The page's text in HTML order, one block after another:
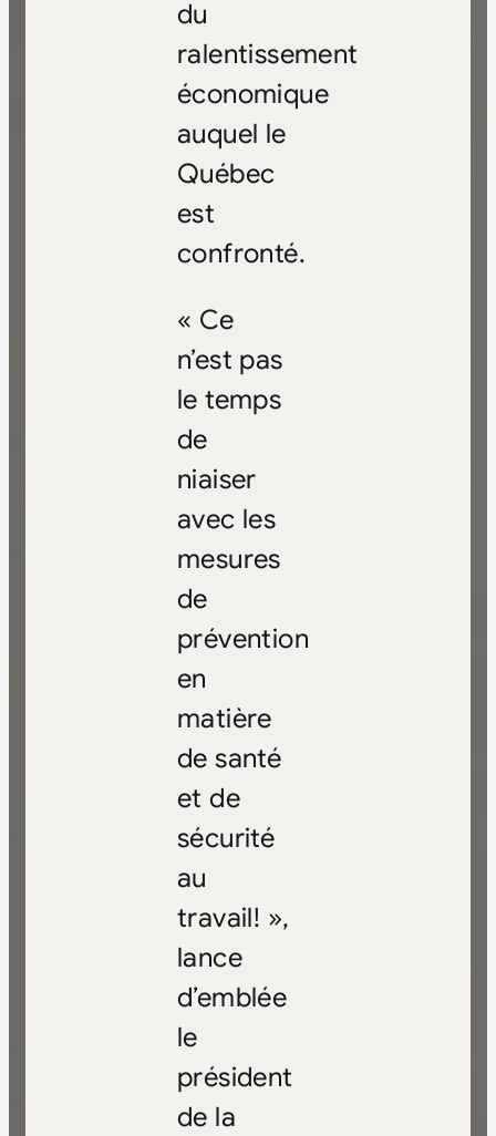
du
ralentissement
économique
auquel le
Québec
est
confronté.
« Ce
n’est pas
le temps
de
niaiser
avec les
mesures
de
prévention
en
matière
de santé
et de
sécurité
au
travail! »,
lance
d’emblée
le
président
de la